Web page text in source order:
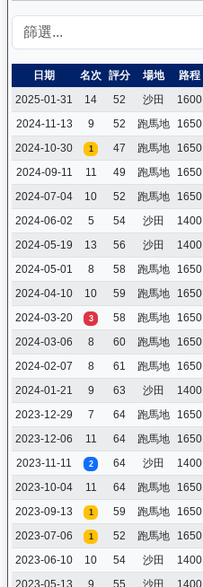
日期 名次 評分 場地 路程
2025-01-31
14 52 沙田 1600
2024-11-13
9 52 跑馬地 1650
2024-10-30
1 47 跑馬地 1650
2024-09-11
11 49 跑馬地 1650
2024-07-04
10 52 跑馬地 1650
2024-06-02
5 54 沙田 1400
2024-05-19
13 56 沙田 1400
2024-05-01
8 58 跑馬地 1650
2024-04-10
10 59 跑馬地 1650
2024-03-20
3 58 跑馬地 1650
2024-03-06
8 60 跑馬地 1650
2024-02-07
8 61 跑馬地 1650
2024-01-21
9 63 沙田 1400
2023-12-29
7 64 跑馬地 1650
2023-12-06
11 64 跑馬地 1650
2023-11-11
2 64 沙田 1400
2023-10-04
11 64 跑馬地 1650
2023-09-13
1 59 跑馬地 1650
2023-07-06
1 52 跑馬地 1650
2023-06-10
10 54 沙田 1400
2023-05-13
9 55 沙田 1400